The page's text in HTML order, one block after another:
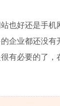
也好还是手
企业都还没
有必要的了，